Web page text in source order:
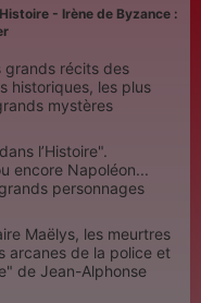
- Irène de Byzance :
grands récits des
historiques, les plus
mystères
l’Histoire".
encore Napoléon...
personnages
Maëlys, les meurtres
arcanes de la police et
de Jean-Alphonse